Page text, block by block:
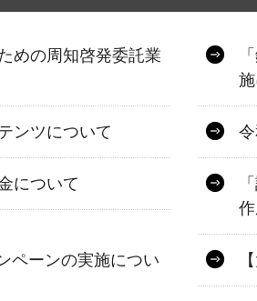
めの周知啓発委託業
ンツについて
について
ペーンの実施につい